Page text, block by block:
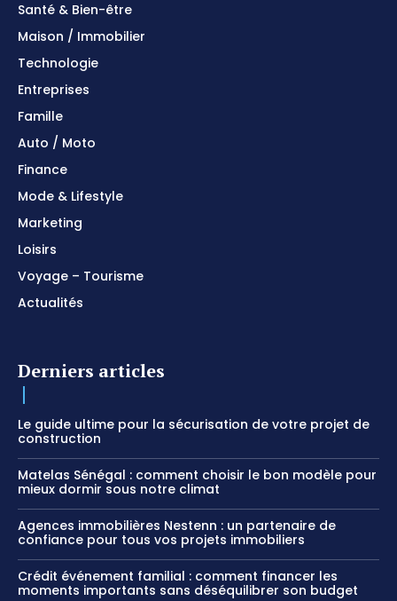
Santé & Bien-être
Maison / Immobilier
Technologie
Entreprises
Famille
Auto / Moto
Finance
Mode & Lifestyle
Marketing
Loisirs
Voyage – Tourisme
Actualités
Derniers articles
Le guide ultime pour la sécurisation de votre projet de
construction
Matelas Sénégal : comment choisir le bon modèle pour
mieux dormir sous notre climat
Agences immobilières Nestenn : un partenaire de
confiance pour tous vos projets immobiliers
Crédit événement familial : comment financer les
moments importants sans déséquilibrer son budget